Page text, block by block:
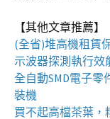
【其他文章推薦】
(全省)堆高機租賃
示波器探測執行效
全自動SMD電子零
裝機
買不起高檔茶葉，